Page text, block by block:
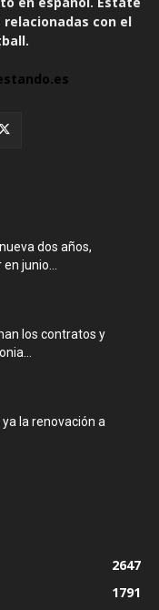
con el
dos años,
junio...
los contratos y
la renovación a
2647
1791